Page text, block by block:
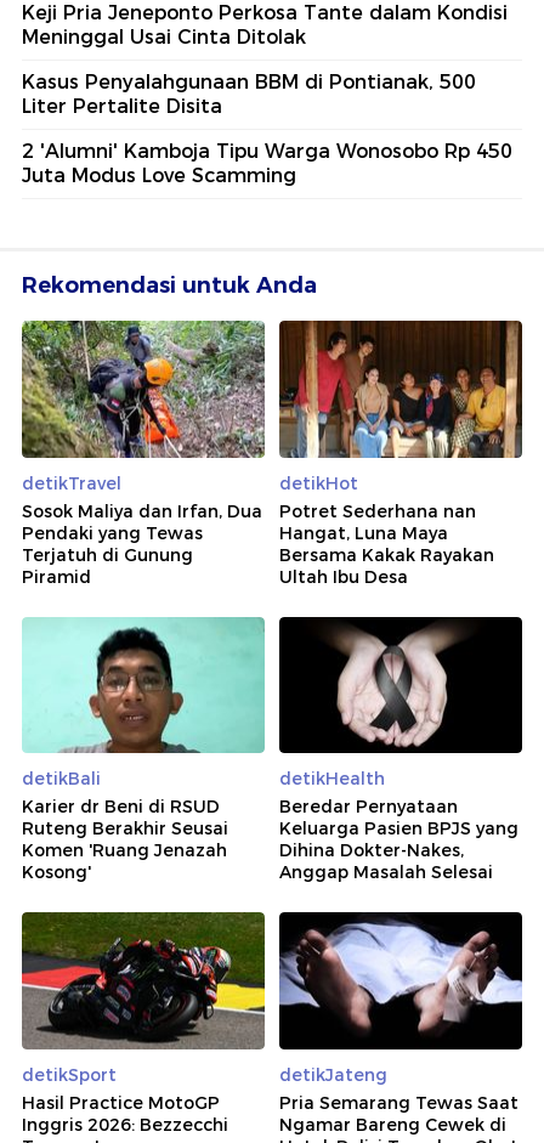
Keji Pria Jeneponto Perkosa Tante dalam Kondisi
Meninggal Usai Cinta Ditolak
Kasus Penyalahgunaan BBM di Pontianak, 500
Liter Pertalite Disita
2 'Alumni' Kamboja Tipu Warga Wonosobo Rp 450
Juta Modus Love Scamming
Rekomendasi untuk Anda
detikTravel
Sosok Maliya dan Irfan, Dua
Pendaki yang Tewas
Terjatuh di Gunung
Piramid
detikHot
Potret Sederhana nan
Hangat, Luna Maya
Bersama Kakak Rayakan
Ultah Ibu Desa
detikBali
Karier dr Beni di RSUD
Ruteng Berakhir Seusai
Komen 'Ruang Jenazah
Kosong'
detikHealth
Beredar Pernyataan
Keluarga Pasien BPJS yang
Dihina Dokter-Nakes,
Anggap Masalah Selesai
detikSport
Hasil Practice MotoGP
Inggris 2026: Bezzecchi
detikJateng
Pria Semarang Tewas Saat
Ngamar Bareng Cewek di